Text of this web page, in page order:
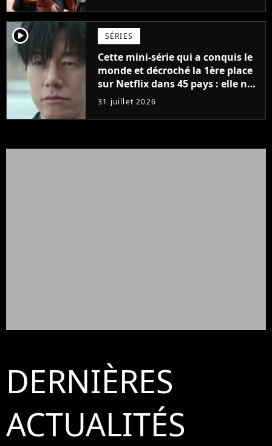
player2 SÉRIES
Cette mini-série qui a conquis le
monde et décroché la 1ère place
sur Netflix dans 45 pays : elle ne
compte que 10 épisodes et c'est
un phénomène mondial
31 juillet 2026
DERNIÈRES
ACTUALITÉS